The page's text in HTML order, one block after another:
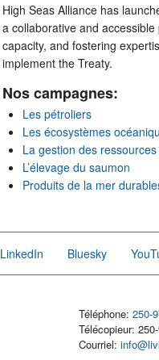
High Seas Alliance has
a collaborative and
capacity, and fostering
implement the Treaty.
Nos campagnes:
Les pétroliers
Les écosystèmes
La gestion des
L’élevage du saumon
Produits de la mer
LinkedIn Bluesky
Téléphone: 250-
Télécopieur:
Courriel: